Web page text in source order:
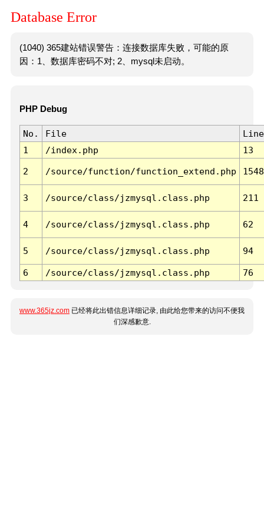
Database Error
(1040) 365建站错误警告：连接数据库失败，可能的原
因：1、数据库密码不对; 2、mysql未启动。
PHP Debug
No. File
Line
1
/index.php 13
2 /source/function/function_extend.php 1548
3 /source/class/jzmysql.class.php 211
4 /source/class/jzmysql.class.php 62
5 /source/class/jzmysql.class.php 94
6 /source/class/jzmysql.class.php 76
www.365jz.com 已经将此出错信息详细记录, 由此给您带来的访问不便我
们深感歉意.